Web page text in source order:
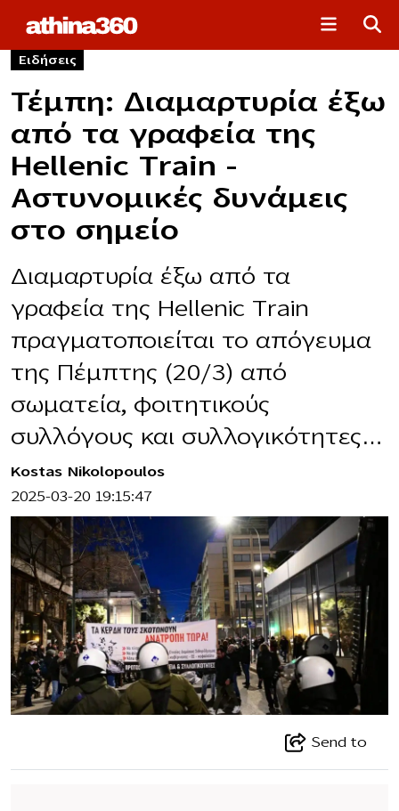
Ειδήσεις
Τέμπη: Διαμαρτυρία έξω
από τα γραφεία της
Hellenic Train –
Αστυνομικές δυνάμεις
στο σημείο
Διαμαρτυρία έξω από τα
γραφεία της Hellenic Train
πραγματοποιείται το απόγευμα
της Πέμπτης (20/3) από
σωματεία, φοιτητικούς
συλλόγους και συλλογικότητες…
Kostas Nikolopoulos
2025-03-20 19:15:47
Send to